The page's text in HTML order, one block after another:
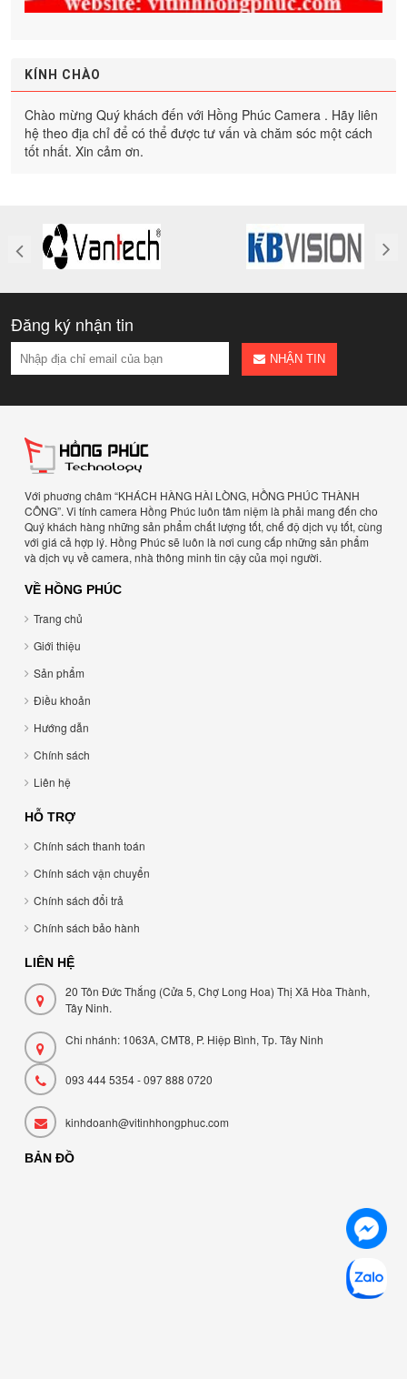
KÍNH CHÀO
Chào mừng Quý khách đến với Hồng Phúc Camera . Hãy liên
hệ theo địa chỉ để có thể được tư vấn và chăm sóc một cách
tốt nhất. Xin cảm ơn.
Đăng ký nhận tin
NHẬN TIN
Với phuơng châm “KHÁCH HÀNG HÀI LÒNG, HỒNG PHÚC THÀNH
CÔNG”. Vi tính camera Hồng Phúc luôn tâm niệm là phải mang đến cho
Quý khách hàng những sản phẩm chất lượng tốt, chế độ dịch vụ tốt, cùng
với giá cả hợp lý. Hồng Phúc sẽ luôn là nơi cung cấp những sản phẩm
và dịch vụ về camera, nhà thông minh tin cậy của mọi người.
VỀ HỒNG PHÚC
Trang chủ
Giới thiệu
Sản phẩm
Điều khoản
Hướng dẫn
Chính sách
Liên hệ
HỖ TRỢ
Chính sách thanh toán
Chính sách vận chuyển
Chính sách đổi trả
Chính sách bảo hành
LIÊN HỆ
20 Tôn Đức Thắng (Cửa 5, Chợ Long Hoa) Thị Xã Hòa Thành,
Tây Ninh.
Chi nhánh: 1063A, CMT8, P. Hiệp Bình, Tp. Tây Ninh
093 444 5354 - 097 888 0720
kinhdoanh@vitinhhongphuc.com
BẢN ĐỒ